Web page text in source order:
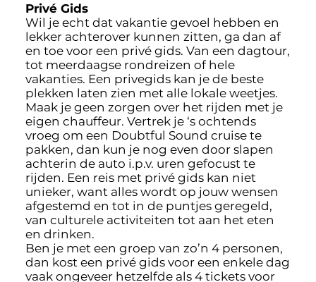
Privé Gids
Wil je echt dat vakantie gevoel hebben en
lekker achterover kunnen zitten, ga dan af
en toe voor een privé gids. Van een dagtour,
tot meerdaagse rondreizen of hele
vakanties. Een privegids kan je de beste
plekken laten zien met alle lokale weetjes.
Maak je geen zorgen over het rijden met je
eigen chauffeur. Vertrek je ‘s ochtends
vroeg om een Doubtful Sound cruise te
pakken, dan kun je nog even door slapen
achterin de auto i.p.v. uren gefocust te
rijden. Een reis met privé gids kan niet
unieker, want alles wordt op jouw wensen
afgestemd en tot in de puntjes geregeld,
van culturele activiteiten tot aan het eten
en drinken.
Ben je met een groep van zo’n 4 personen,
dan kost een privé gids voor een enkele dag
vaak ongeveer hetzelfde als 4 tickets voor